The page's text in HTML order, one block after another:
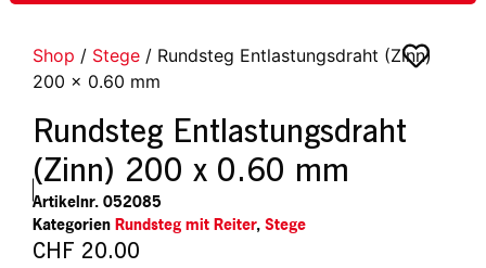
Shop / Stege / Rundsteg Entlastungsdraht (Zinn)
200 x 0.60 mm
Rundsteg Entlastungsdraht
(Zinn) 200 x 0.60 mm
Artikelnr. 052085
Kategorien Rundsteg mit Reiter, Stege
CHF 20.00